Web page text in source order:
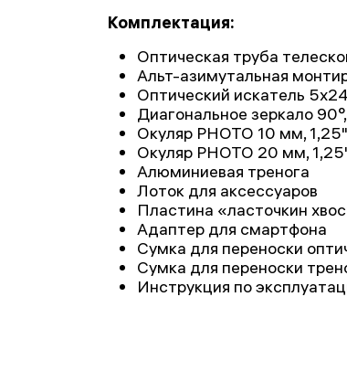
Комплектация:
Оптическая труба
Альт-азимутальная
Оптический искатель 5х24
Диагональное зеркало
Окуляр PHOTO 10 мм, 1,25"
Окуляр PHOTO 20 мм,
Алюминиевая тренога
Лоток для аксессуаров
Пластина «ласточкин
Адаптер для смартфона
Сумка для переноски
Сумка для переноски
Инструкция по